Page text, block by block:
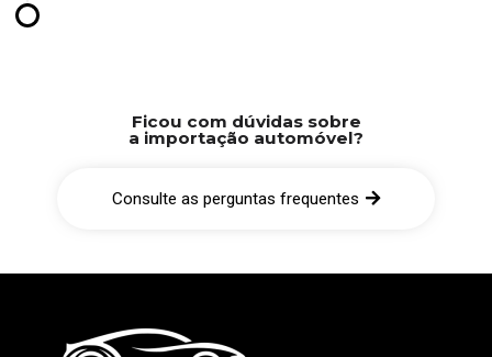
Ficou com dúvidas sobre
a importação automóvel?
Consulte as perguntas frequentes